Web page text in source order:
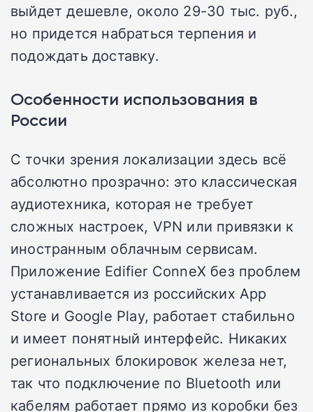
выйдет дешевле, около 29-30 тыс. руб.,
но придется набраться терпения и
подождать доставку.
Особенности использования в
России
С точки зрения локализации здесь всё
абсолютно прозрачно: это классическая
аудиотехника, которая не требует
сложных настроек, VPN или привязки к
иностранным облачным сервисам.
Приложение Edifier ConneX без проблем
устанавливается из российских App
Store и Google Play, работает стабильно
и имеет понятный интерфейс. Никаких
региональных блокировок железа нет,
так что подключение по Bluetooth или
кабелям работает прямо из коробки без